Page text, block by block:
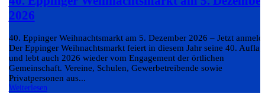
2026
40. Eppinger Weihnachtsmarkt am 5. Dezember 2026 – Jetzt
Der Eppinger Weihnachtsmarkt feiert in diesem Jahr seine 40.
und lebt auch 2026 wieder vom Engagement der örtlichen
Gemeinschaft. Vereine, Schulen, Gewerbetreibende sowie
Privatpersonen aus...
Weiterlesen